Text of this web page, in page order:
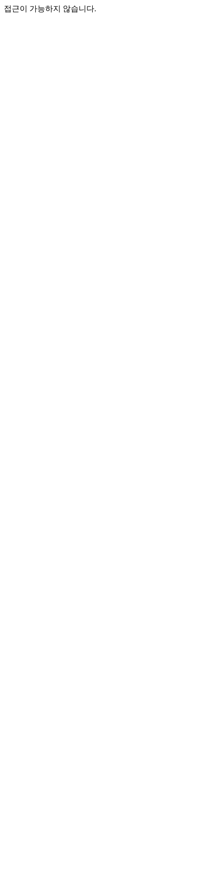
접근이 가능하지 않습니다.